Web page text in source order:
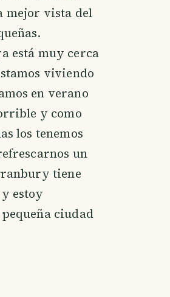
mejor vista del
está muy cerca
viviendo
en verano
y como
los tenemos
un
tiene
estoy
ciudad